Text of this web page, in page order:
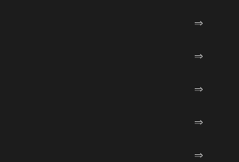
⇒
⇒
⇒
⇒
⇒